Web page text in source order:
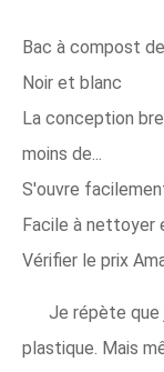
Bac à compost
Noir et blanc
La conception
moins de...
S'ouvre
Facile à nettoyer
Vérifier le prix
Je répète que
plastique. Mais